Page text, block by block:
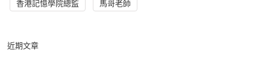
香港記憶學院總監 馬哥老師
近期文章